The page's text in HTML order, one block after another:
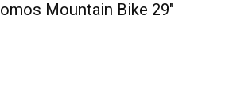
Mountain Bike 29"